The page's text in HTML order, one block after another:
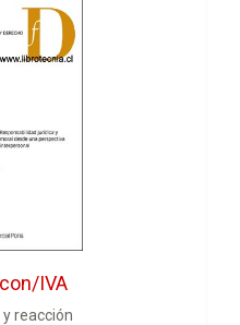
con/IVA
reacción